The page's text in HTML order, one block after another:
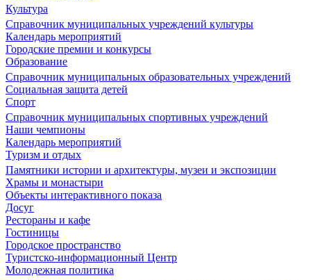
Культура
Справочник муниципальных учреждений культуры
Календарь мероприятий
Городские премии и конкурсы
Образование
Справочник муниципальных образовательных учреждений
Социальная защита детей
Спорт
Справочник муниципальных спортивных учреждений
Наши чемпионы
Календарь мероприятий
Туризм и отдых
Памятники истории и архитектуры, музеи и экспозиции
Храмы и монастыри
Объекты интерактивного показа
Досуг
Рестораны и кафе
Гостиницы
Городское пространство
Туристско-информационный Центр
Молодежная политика